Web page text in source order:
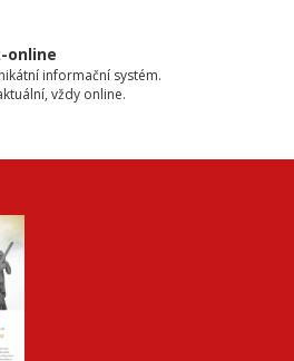
online
informační systém.
vždy online.